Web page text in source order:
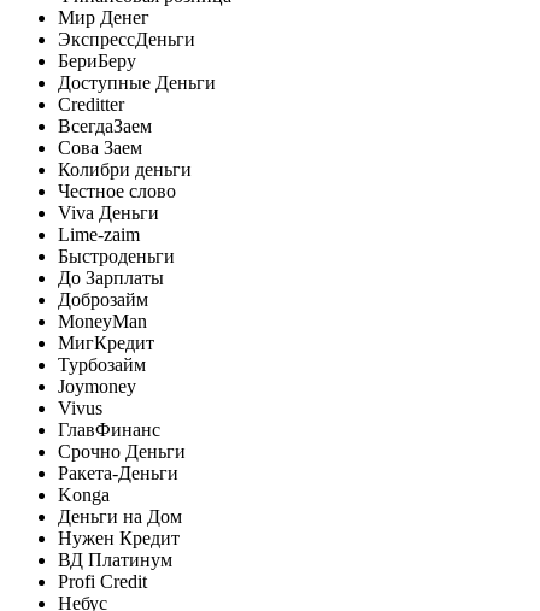
Мир Денег
ЭкспрессДеньги
БериБеру
Доступные Деньги
Creditter
ВсегдаЗаем
Сова Заем
Колибри деньги
Честное слово
Viva Деньги
Lime-zaim
Быстроденьги
До Зарплаты
Доброзайм
MoneyMan
МигКредит
Турбозайм
Joymoney
Vivus
ГлавФинанс
Срочно Деньги
Ракета-Деньги
Konga
Деньги на Дом
Нужен Кредит
ВД Платинум
Profi Credit
Небус